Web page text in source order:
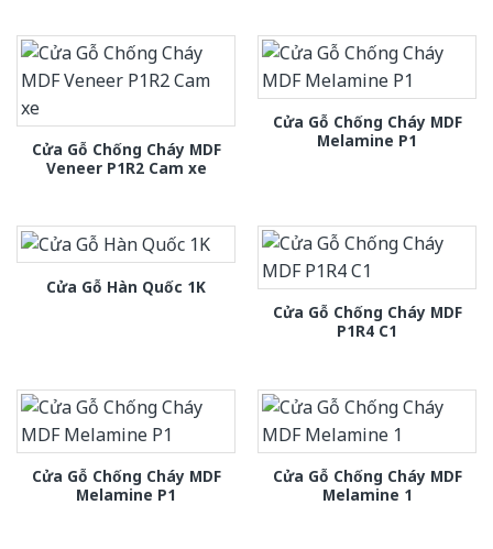
Cửa Gỗ Chống Cháy MDF
Veneer P1R2 Cam xe
Cửa Gỗ Chống Cháy MDF
Melamine P1
Cửa Gỗ Hàn Quốc 1K
Cửa Gỗ Chống Cháy MDF
P1R4 C1
Cửa Gỗ Chống Cháy MDF
Melamine P1
Cửa Gỗ Chống Cháy MDF
Melamine 1